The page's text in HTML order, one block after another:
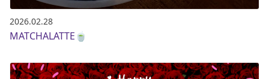
2026.02.28
MATCHALATTE🍵